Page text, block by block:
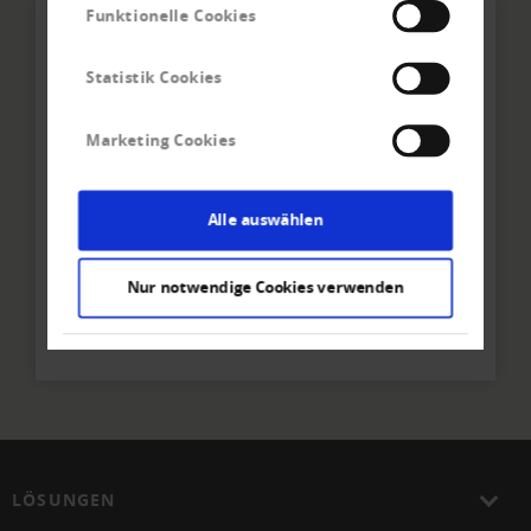
Funktionelle Cookies
Statistik Cookies
Marketing Cookies
Alle auswählen
Nur notwendige Cookies verwenden
Ihr direkter Kontakt zum
Tel+41 61 - 337 90 - 40
E-Mail schreiben
LÖSUNGEN